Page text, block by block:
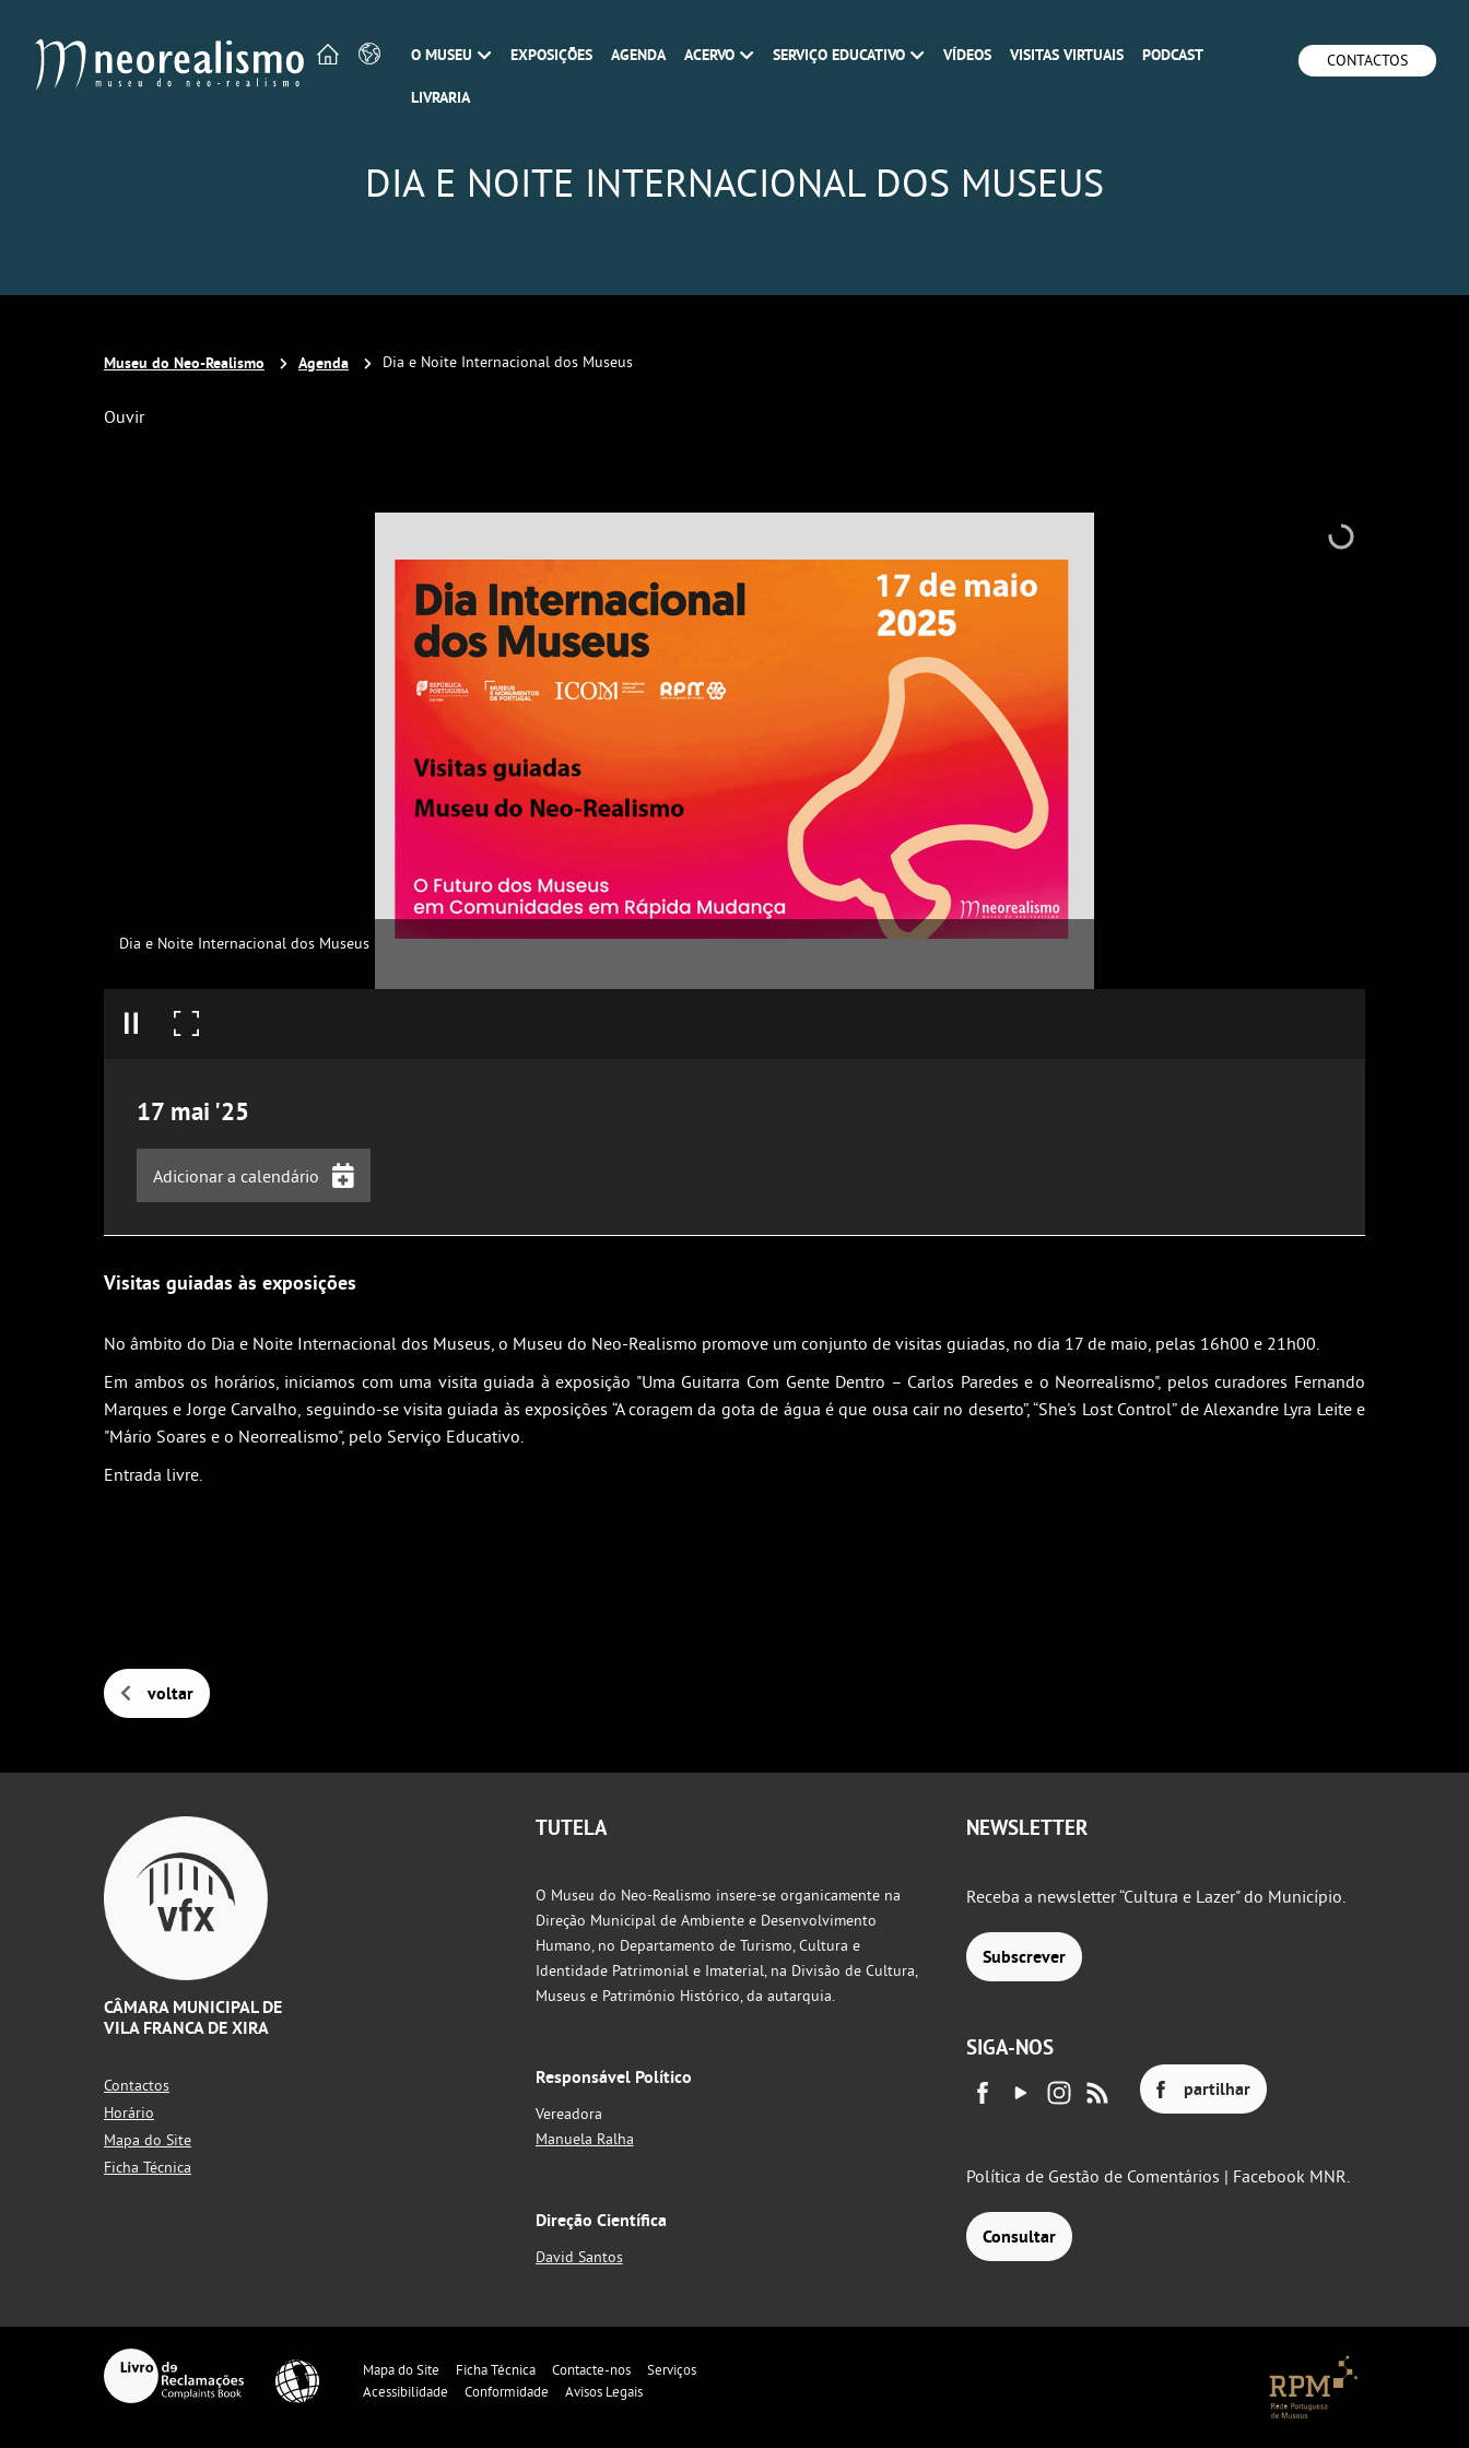
O MUSEU EXPOSIÇÕES AGENDA ACERVO SERVIÇO EDUCATIVO VÍDEOS VISITAS VIRTUAIS PODCAST
LIVRARIA
CONTACTOS
DIA E NOITE INTERNACIONAL DOS MUSEUS
Museu do Neo-Realismo Agenda Dia e Noite Internacional dos Museus
Ouvir
Dia e Noite Internacional dos Museus
17 mai '25
Adicionar a calendário
Outlook
Outlook Online
Visitas guiadas às exposições
No âmbito do Dia e Noite Internacional dos Museus, o Museu do Neo-Realismo promove um conjunto de visitas guiadas, no dia 17 de maio, pelas 16h00 e 21h00.
Em ambos os horários, iniciamos com uma visita guiada à exposição "Uma Guitarra Com Gente Dentro – Carlos Paredes e o Neorrealismo", pelos curadores Fernando
Marques e Jorge Carvalho, seguindo-se visita guiada às exposições “A coragem da gota de água é que ousa cair no deserto”, “She's Lost Control” de Alexandre Lyra Leite e
"Mário Soares e o Neorrealismo", pelo Serviço Educativo.
Entrada livre.
voltar
CÂMARA MUNICIPAL DE
VILA FRANCA DE XIRA
Contactos
Horário
Mapa do Site
Ficha Técnica
TUTELA
O Museu do Neo-Realismo insere-se organicamente na
Direção Municipal de Ambiente e Desenvolvimento
Humano, no Departamento de Turismo, Cultura e
Identidade Patrimonial e Imaterial, na Divisão de Cultura,
Museus e Património Histórico, da autarquia.
Responsável Político
Vereadora
Manuela Ralha
Direção Científica
David Santos
NEWSLETTER
Receba a newsletter “Cultura e Lazer" do Município.
Subscrever
SIGA-NOS
partilhar
Política de Gestão de Comentários | Facebook MNR.
Consultar
Mapa do Site Ficha Técnica Contacte-nos
Serviços
Acessibilidade
Conformidade Avisos Legais